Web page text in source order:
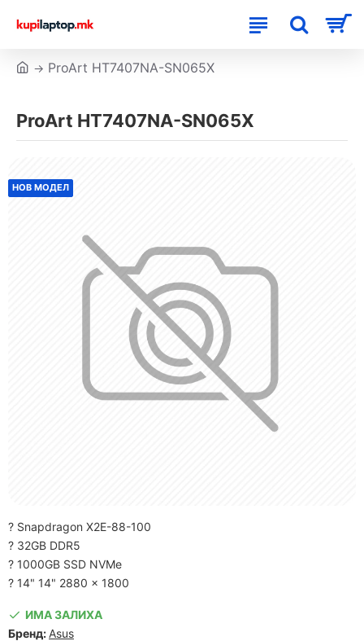
ProArt HT7407NA-SN065X
ProArt HT7407NA-SN065X
НОВ МОДЕЛ
НОВ МОДЕЛ
? Snapdragon X2E-88-100
? 32GB DDR5
? 1000GB SSD NVMe
? 14" 14" 2880 x 1800
ИМА ЗАЛИХА
Бренд: Asus